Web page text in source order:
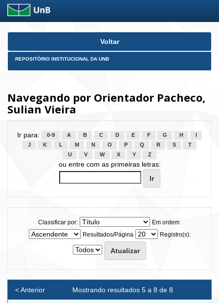
Skip
Voltar
REPOSITÓRIO INSTITUCIONAL DA UNB
Navegando por Orientador Pacheco,
Sulian Vieira
Ir para: 0-9 A B C D E F G H
J
K L M N O P Q R S
T
U
V W X Y Z
ou entre com as primeiras letras:
Classificar por:
Em ordem:
Resultados/Página
Registro(s):
Mostrando resultados 5 a 8 de 8
< Anterior